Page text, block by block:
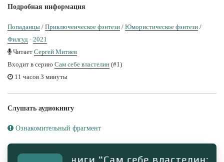
Подробная информация
Попаданцы / Приключенческое фэнтези / Юмористическое фэнтези /
Филгуд · 2021
Читает Сергей Митяев
Входит в серию Сам себе властелин (#1)
11 часов 3 минуты
Слушать аудиокнигу
Ознакомительный фрагмент
аудиокниги "Сам себе властелин: 1.